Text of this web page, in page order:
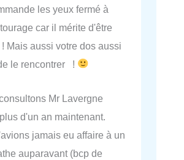
les yeux fermé à
car il mérite d'être
Mais aussi votre dos aussi
le rencontrer !
Mr Lavergne
d'un an maintenant.
jamais eu affaire à un
auparavant (bcp de